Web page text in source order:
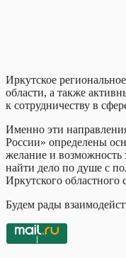
Иркутское
области, а также
к сотрудничеству в
Именно эти
России» определены
желание и возможность
найти дело по душе с
Иркутского
Будем рады